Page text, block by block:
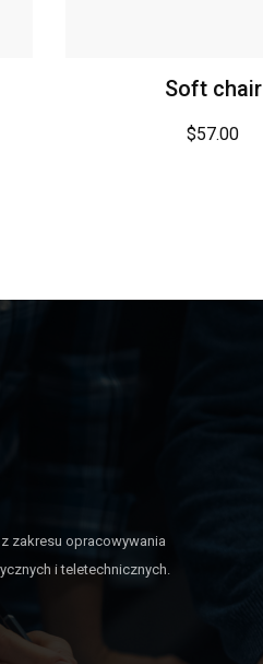
Soft chair
$57.00
zakresu opracowywania
i teletechnicznych.